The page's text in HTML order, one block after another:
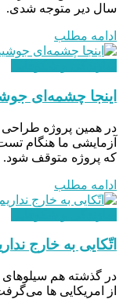
سال دیر متوجه شدی.
ادامه مطلب
اینجا چشمه‌ای
در همین پروژه
آزمایشی ما هنگام
که پروژه متوقف شود.
ادامه مطلب
اتّکایی به خارج
در گذشته هم سیلوهای
از امریکایی ها